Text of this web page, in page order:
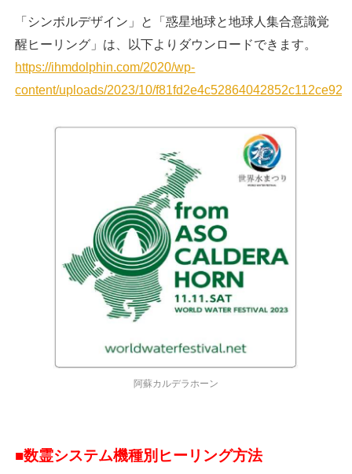
「シンボルデザイン」と「惑星地球と地球人集合意識覚
醒ヒーリング」は、
以下よりダウンロードできます。
https://ihmdolphin.com/2020/wp-
content/uploads/2023/10/
阿蘇カルデラホーン
■数霊システム機種別 ヒーリング方法